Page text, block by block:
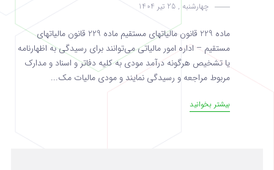
چهارشنبه , 25 تیر 1404
ماده 229 قانون مالیاتهای مستقیم ماده 229 قانون مالیاتهای
مستقیم – ‌اداره امور مالیاتی می‌توانند برای رسیدگی به اظهارنامه
یا تشخیص هرگونه درآمد مودی به کلیه دفاتر و اسناد و مدارک
مربوط مراجعه ‌و رسیدگی نمایند و مودی مالیات مک...
بیشتر بخوانید